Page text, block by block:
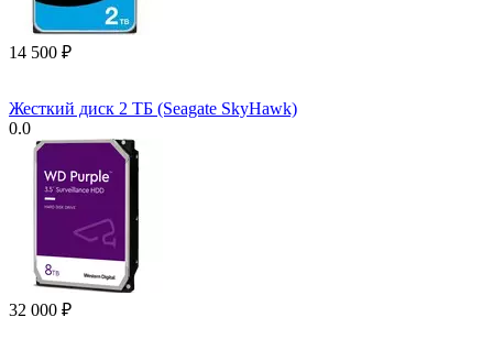
14 500 ₽
Жесткий диск 2 ТБ (Seagate SkyHawk)
0.0
32 000 ₽